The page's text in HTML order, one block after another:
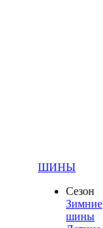
ШИНЫ
Сезон
Зимние
шины